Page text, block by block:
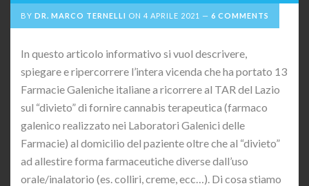
BY DR. MARCO TERNELLI ON 4 APRILE 2021 6 COMMENTS
In questo articolo informativo si vuol descrivere,
spiegare e ripercorrere l’intera vicenda che ha portato 13
Farmacie Galeniche italiane a ricorrere al TAR del Lazio
sul “divieto” di fornire cannabis terapeutica (farmaco
galenico realizzato nei Laboratori Galenici delle
Farmacie) al domicilio del paziente oltre che al “divieto”
ad allestire forma farmaceutiche diverse dall’uso
orale/inalatorio (es. colliri, creme, ecc…). Di cosa stiamo